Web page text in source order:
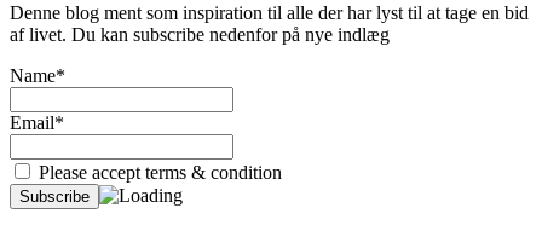
Denne blog ment som inspiration til alle der har lyst til at tage en bid
af livet. Du kan subscribe nedenfor på nye indlæg
Name*
Email*
Please accept terms & condition